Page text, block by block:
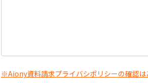
※Aiony資料請求プライバシポリシーの確認は